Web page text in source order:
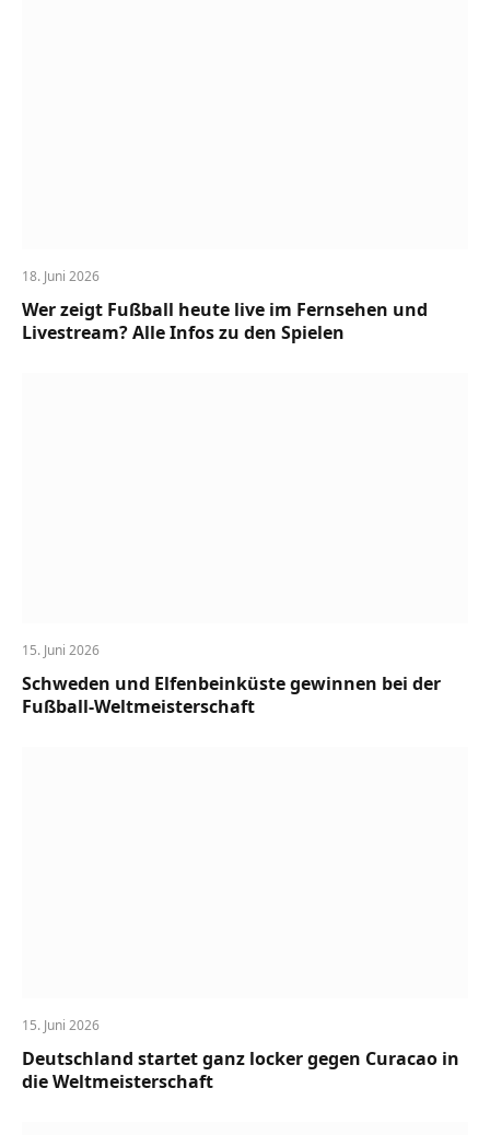
18. Juni 2026
Wer zeigt Fußball heute live im Fernsehen und
Livestream? Alle Infos zu den Spielen
15. Juni 2026
Schweden und Elfenbeinküste gewinnen bei der
Fußball-Weltmeisterschaft
15. Juni 2026
Deutschland startet ganz locker gegen Curacao in
die Weltmeisterschaft